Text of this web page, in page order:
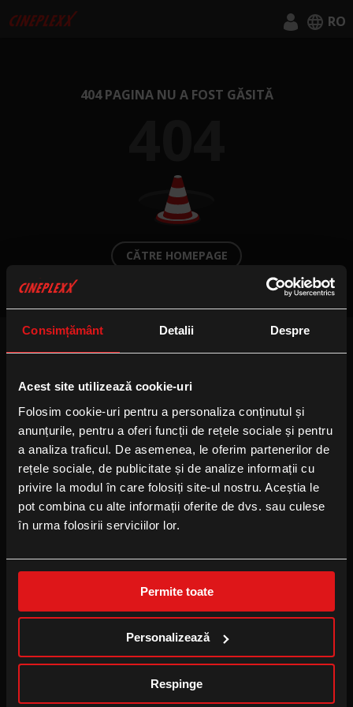
Consimțământ Detalii Despre
Acest site utilizează cookie-uri
Folosim cookie-uri pentru a personaliza conținutul și
anunțurile, pentru a oferi funcții de rețele sociale și pentru
a analiza traficul. De asemenea, le oferim partenerilor de
rețele sociale, de publicitate și de analize informații cu
privire la modul în care folosiți site-ul nostru. Aceștia le
pot combina cu alte informații oferite de dvs. sau culese
în urma folosirii serviciilor lor.
Permite toate
Personalizează
Respinge
RO
Română
404 PAGINA NU A FOST GĂSITĂ
CĂTRE HOMEPAGE
Facebook
Instagram
YouTube
TikTok
B2B
Publicitate la cinema
Cinema pentru școală
CINEPLEXX APPS